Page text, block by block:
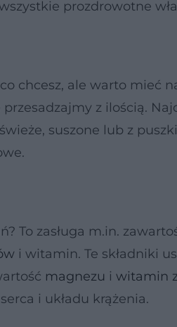
prozdrowotne
chcesz, ale warto mieć
z ilością.
suszone lub z
To zasługa m.in.
i witamin. Te składniki
magnezu i witamin
i układu krążenia.